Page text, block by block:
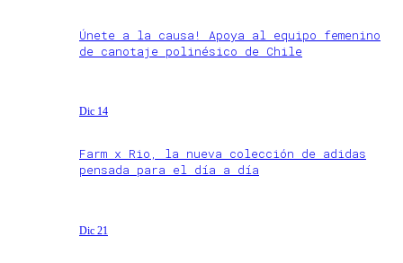
Únete a la causa! Apoya al equipo femenino
de canotaje polinésico de Chile
Dic 14
Farm x Rio, la nueva colección de adidas
pensada para el día a día
Dic 21